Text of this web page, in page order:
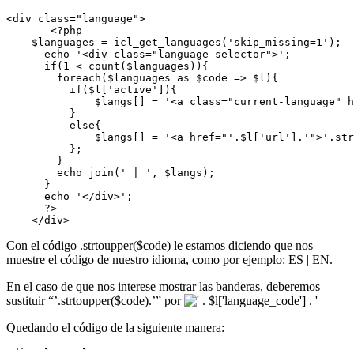
<div class="language">
       <?php
    $languages = icl_get_languages('skip_missing=1');
      echo '<div class="language-selector">';
      if(1 < count($languages)){
        foreach($languages as $code => $l){
          if($l['active']){
$langs[] = '<a class="current-language"
          }
          else{
$langs[] = '<a
          };
        }
        echo join(' | ', $langs);
      }
      echo '</div>';
      ?>
Con el código .strtoupper($code) le estamos diciendo que nos
muestre el código de nuestro idioma, como por ejemplo: ES | EN.
En el caso de que nos interese mostrar las banderas, deberemos
sustituir “’.strtoupper($code).’” por
Quedando el código de la siguiente manera: